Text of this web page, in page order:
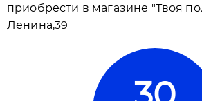
приобрести в магазине "Твоя
Ленина,39